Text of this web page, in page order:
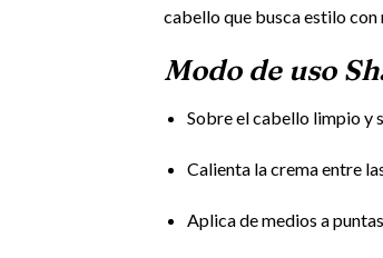
cabello que busca estilo
Modo de uso
Sobre el cabello limpio y
Calienta la crema entre
Aplica de medios a